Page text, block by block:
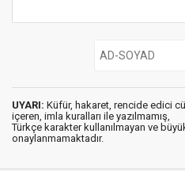
UYARI: Küfür, hakaret, rencide edici
içeren, imla kuralları ile yazılmamış,
Türkçe karakter kullanılmayan ve
onaylanmamaktadır.